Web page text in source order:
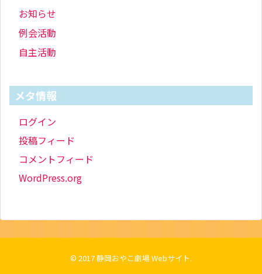
お知らせ
例会活動
自主活動
メタ情報
ログイン
投稿フィード
コメントフィード
WordPress.org
© 2017静岡おやこ劇場 Webサイト.